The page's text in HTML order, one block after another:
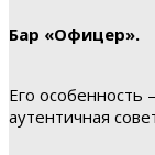
Бар «Офицер».
Его особенность
аутентичная